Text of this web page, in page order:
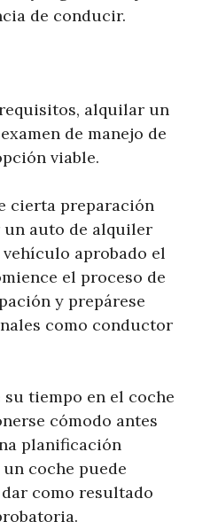
de conducir.
alquilar un
de manejo de
viable.
cierta preparación
auto de alquiler
aprobado el
el proceso de
y prepárese
como conductor
tiempo en el coche
cómodo antes
planificación
coche puede
como resultado